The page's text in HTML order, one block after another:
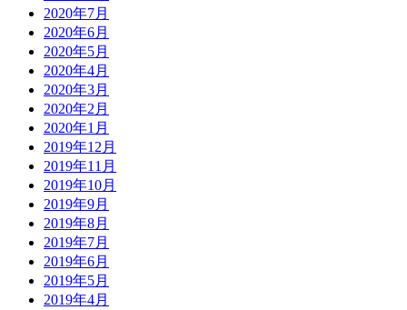
2020年7月
2020年6月
2020年5月
2020年4月
2020年3月
2020年2月
2020年1月
2019年12月
2019年11月
2019年10月
2019年9月
2019年8月
2019年7月
2019年6月
2019年5月
2019年4月